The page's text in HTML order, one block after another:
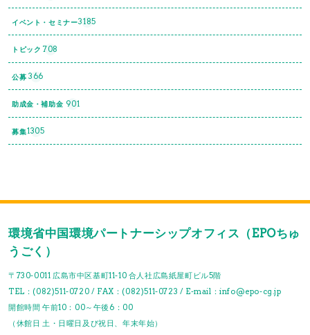
イベント・セミナー3185
トピック 708
公募 366
助成金・補助金 901
募集1305
環境省中国環境パートナーシップオフィス（EPOちゅ
うごく）
〒730-0011 広島市中区基町11-10 合人社広島紙屋町ビル5階
TEL：(082)511-0720 / FAX：(082)511-0723 / E-mail：info@epo-cg.jp
開館時間 午前10：00～午後6：00
（休館日 土・日曜日及び祝日、年末年始）